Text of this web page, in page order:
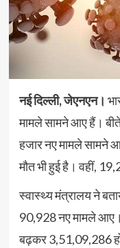
नई दिल्ली, जेएनएन।
मामले सामने आए हैं।
हजार नए मामले सामने
मौत भी हुई है। वहीं,
स्वास्थ्य मंत्रालय ने
90,928 नए मामले
बढ़कर 3,51,09,286